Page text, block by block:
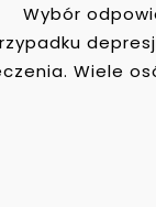
Wybór
Wiele